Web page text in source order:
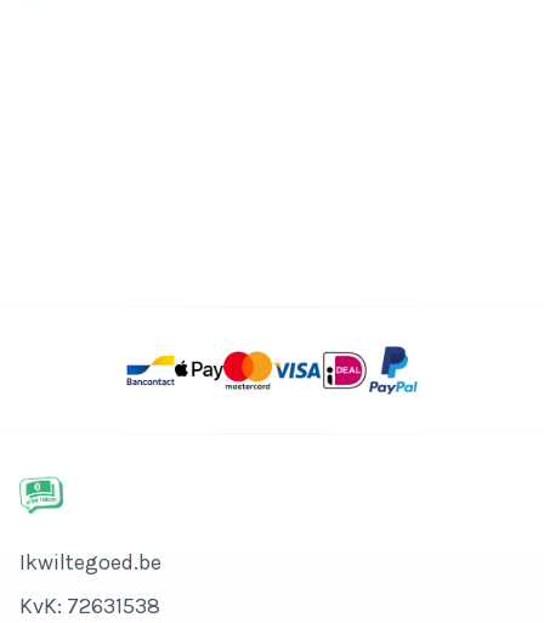
Bedrijfsnaam
Ikwiltegoed.be
KvK-nummer
KvK: 72631538